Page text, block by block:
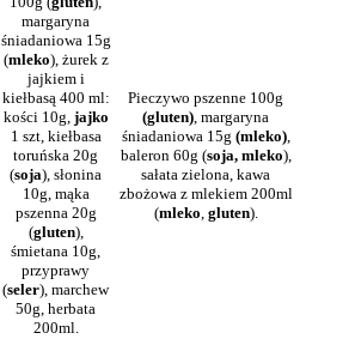
margaryna
śniadaniowa 15g
(mleko), żurek z
jajkiem i
kiełbasą 400 ml:
kości 10g, jajko
1 szt, kiełbasa
toruńska 20g
(soja), słonina
10g, mąka
pszenna 20g
(gluten),
śmietana 10g,
przyprawy
(seler), marchew
50g, herbata
200ml.
Pieczywo pszenne 100g
(gluten), margaryna
śniadaniowa 15g (mleko),
baleron 60g (soja, mleko),
sałata zielona, kawa
zbożowa z mlekiem 200ml
(mleko, gluten).